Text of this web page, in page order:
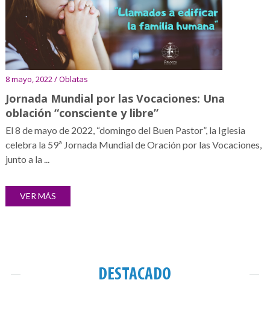
8 mayo, 2022 / Oblatas
Jornada Mundial por las Vocaciones: Una
oblación “consciente y libre”
El 8 de mayo de 2022, “domingo del Buen Pastor”, la Iglesia
celebra la 59ª Jornada Mundial de Oración por las Vocaciones,
junto a la ...
VER MÁS
DESTACADO